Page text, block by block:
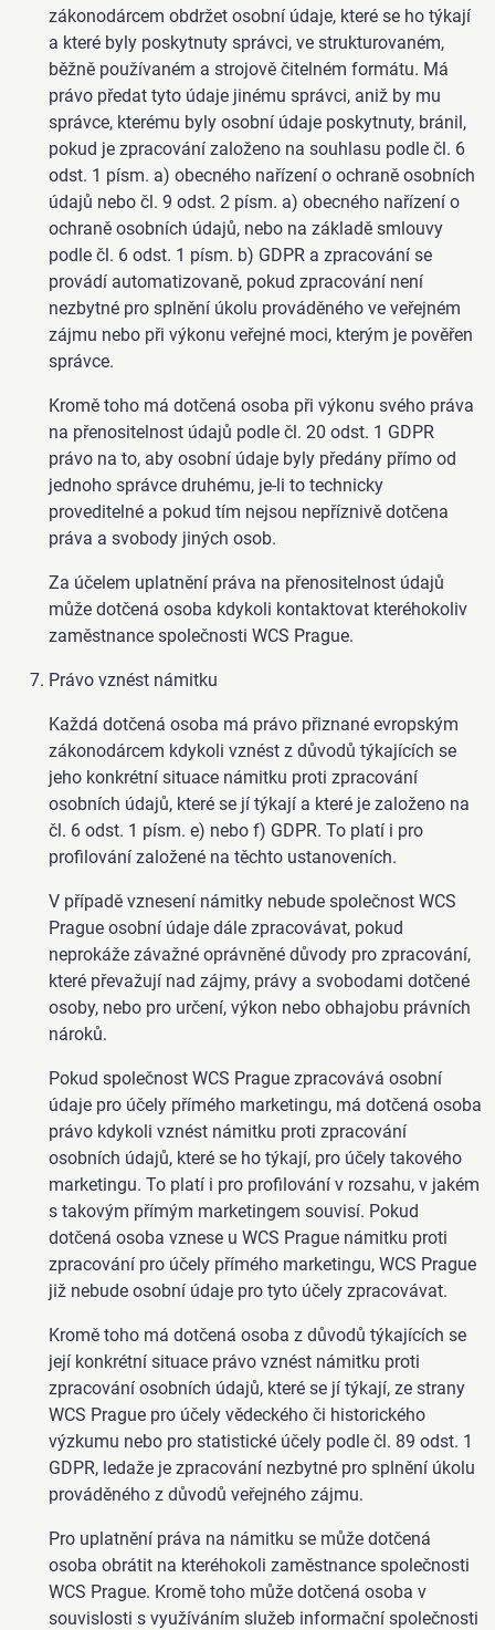
zákonodárcem obdržet osobní údaje, které se ho týkají
a které byly poskytnuty správci, ve strukturovaném,
běžně používaném a strojově čitelném formátu. Má
právo předat tyto údaje jinému správci, aniž by mu
správce, kterému byly osobní údaje poskytnuty, bránil,
pokud je zpracování založeno na souhlasu podle čl. 6
odst. 1 písm. a) obecného nařízení o ochraně osobních
údajů nebo čl. 9 odst. 2 písm. a) obecného nařízení o
ochraně osobních údajů, nebo na základě smlouvy
podle čl. 6 odst. 1 písm. b) GDPR a zpracování se
provádí automatizovaně, pokud zpracování není
nezbytné pro splnění úkolu prováděného ve veřejném
zájmu nebo při výkonu veřejné moci, kterým je pověřen
správce.
Kromě toho má dotčená osoba při výkonu svého práva
na přenositelnost údajů podle čl. 20 odst. 1 GDPR
právo na to, aby osobní údaje byly předány přímo od
jednoho správce druhému, je-li to technicky
proveditelné a pokud tím nejsou nepříznivě dotčena
práva a svobody jiných osob.
Za účelem uplatnění práva na přenositelnost údajů
může dotčená osoba kdykoli kontaktovat kteréhokoliv
zaměstnance společnosti WCS Prague.
Právo vznést námitku
Každá dotčená osoba má právo přiznané evropským
zákonodárcem kdykoli vznést z důvodů týkajících se
jeho konkrétní situace námitku proti zpracování
osobních údajů, které se jí týkají a které je založeno na
čl. 6 odst. 1 písm. e) nebo f) GDPR. To platí i pro
profilování založené na těchto ustanoveních.
V případě vznesení námitky nebude společnost WCS
Prague osobní údaje dále zpracovávat, pokud
neprokáže závažné oprávněné důvody pro zpracování,
které převažují nad zájmy, právy a svobodami dotčené
osoby, nebo pro určení, výkon nebo obhajobu právních
nároků.
Pokud společnost WCS Prague zpracovává osobní
údaje pro účely přímého marketingu, má dotčená osoba
právo kdykoli vznést námitku proti zpracování
osobních údajů, které se ho týkají, pro účely takového
marketingu. To platí i pro profilování v rozsahu, v jakém
s takovým přímým marketingem souvisí. Pokud
dotčená osoba vznese u WCS Prague námitku proti
zpracování pro účely přímého marketingu, WCS Prague
již nebude osobní údaje pro tyto účely zpracovávat.
Kromě toho má dotčená osoba z důvodů týkajících se
její konkrétní situace právo vznést námitku proti
zpracování osobních údajů, které se jí týkají, ze strany
WCS Prague pro účely vědeckého či historického
výzkumu nebo pro statistické účely podle čl. 89 odst. 1
GDPR, ledaže je zpracování nezbytné pro splnění úkolu
prováděného z důvodů veřejného zájmu.
Pro uplatnění práva na námitku se může dotčená
osoba obrátit na kteréhokoli zaměstnance společnosti
WCS Prague. Kromě toho může dotčená osoba v
souvislosti s využíváním služeb informační společnosti